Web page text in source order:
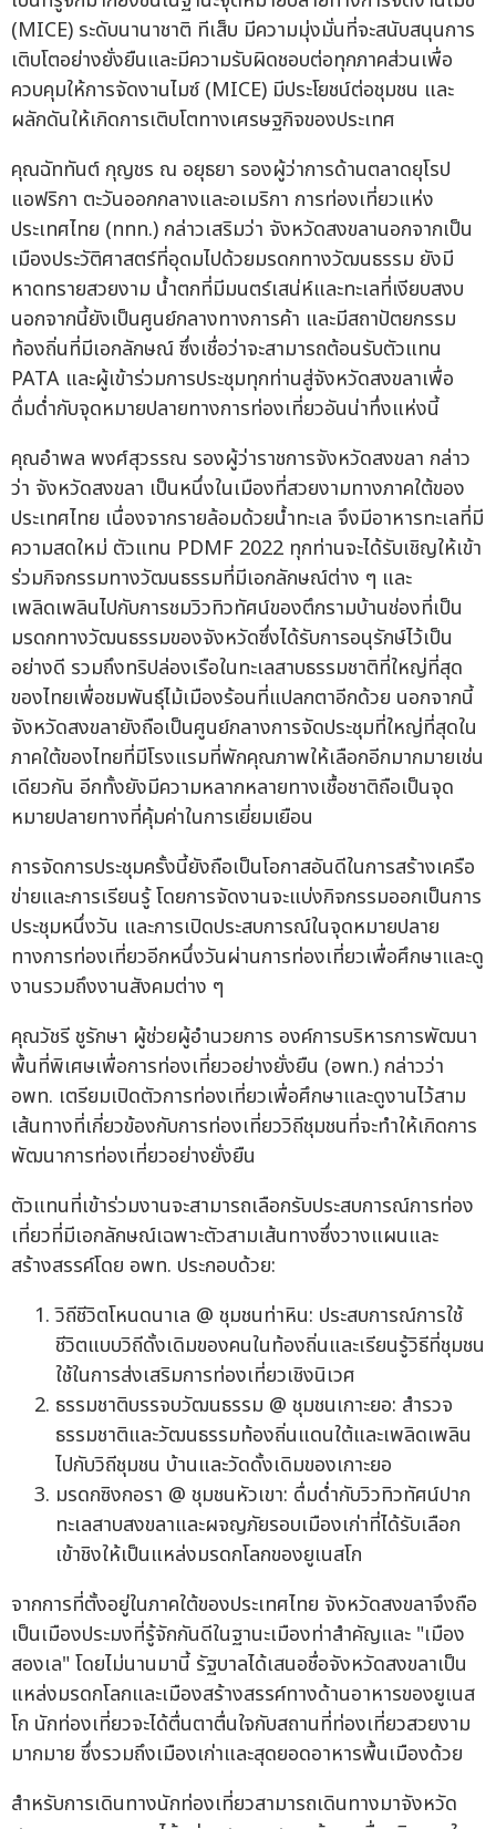
(MICE) ระดับนานาชาติ ทีเส็บ มีความมุ่งมั่นที่จะสนับสนุนการ
เติบโตอย่างยั่งยืนและมีความรับผิดชอบต่อทุกภาคส่วนเพื่อ
ควบคุมให้การจัดงานไมซ์ (MICE) มีประโยชน์ต่อชุมชน และ
ผลักดันให้เกิดการเติบโตทางเศรษฐกิจของประเทศ
คุณฉัททันต์ กุญชร ณ อยุธยา รองผู้ว่าการด้านตลาดยุโรป
แอฟริกา ตะวันออกกลางและอเมริกา การท่องเที่ยวแห่ง
ประเทศไทย (ททท.) กล่าวเสริมว่า จังหวัดสงขลานอกจากเป็น
เมืองประวัติศาสตร์ที่อุดมไปด้วยมรดกทางวัฒนธรรม ยังมี
หาดทรายสวยงาม น้ำตกที่มีมนตร์เสน่ห์และทะเลที่เงียบสงบ
นอกจากนี้ยังเป็นศูนย์กลางทางการค้า และมีสถาปัตยกรรม
ท้องถิ่นที่มีเอกลักษณ์ ซึ่งเชื่อว่าจะสามารถต้อนรับตัวแทน
PATA และผู้เข้าร่วมการประชุมทุกท่านสู่จังหวัดสงขลาเพื่อ
ดื่มด่ำกับจุดหมายปลายทางการท่องเที่ยวอันน่าทึ่งแห่งนี้
คุณอำพล พงศ์สุวรรณ รองผู้ว่าราชการจังหวัดสงขลา กล่าว
ว่า จังหวัดสงขลา เป็นหนึ่งในเมืองที่สวยงามทางภาคใต้ของ
ประเทศไทย เนื่องจากรายล้อมด้วยน้ำทะเล จึงมีอาหารทะเลที่มี
ความสดใหม่ ตัวแทน PDMF 2022 ทุกท่านจะได้รับเชิญให้เข้า
ร่วมกิจกรรมทางวัฒนธรรมที่มีเอกลักษณ์ต่าง ๆ และ
เพลิดเพลินไปกับการชมวิวทิวทัศน์ของตึกรามบ้านช่องที่เป็น
มรดกทางวัฒนธรรมของจังหวัดซึ่งได้รับการอนุรักษ์ไว้เป็น
อย่างดี รวมถึงทริปล่องเรือในทะเลสาบธรรมชาติที่ใหญ่ที่สุด
ของไทยเพื่อชมพันธุ์ไม้เมืองร้อนที่แปลกตาอีกด้วย นอกจากนี้
จังหวัดสงขลายังถือเป็นศูนย์กลางการจัดประชุมที่ใหญ่ที่สุดใน
ภาคใต้ของไทยที่มีโรงแรมที่พักคุณภาพให้เลือกอีกมากมายเช่น
เดียวกัน อีกทั้งยังมีความหลากหลายทางเชื้อชาติถือเป็นจุด
หมายปลายทางที่คุ้มค่าในการเยี่ยมเยือน
การจัดการประชุมครั้งนี้ยังถือเป็นโอกาสอันดีในการสร้างเครือ
ข่ายและการเรียนรู้ โดยการจัดงานจะแบ่งกิจกรรมออกเป็นการ
ประชุมหนึ่งวัน และการเปิดประสบการณ์ในจุดหมายปลาย
ทางการท่องเที่ยวอีกหนึ่งวันผ่านการท่องเที่ยวเพื่อศึกษาและดู
งานรวมถึงงานสังคมต่าง ๆ
คุณวัชรี ชูรักษา ผู้ช่วยผู้อำนวยการ องค์การบริหารการพัฒนา
พื้นที่พิเศษเพื่อการท่องเที่ยวอย่างยั่งยืน (อพท.) กล่าวว่า
อพท. เตรียมเปิดตัวการท่องเที่ยวเพื่อศึกษาและดูงานไว้สาม
เส้นทางที่เกี่ยวข้องกับการท่องเที่ยววิถีชุมชนที่จะทำให้เกิดการ
พัฒนาการท่องเที่ยวอย่างยั่งยืน
ตัวแทนที่เข้าร่วมงานจะสามารถเลือกรับประสบการณ์การท่อง
เที่ยวที่มีเอกลักษณ์เฉพาะตัวสามเส้นทางซึ่งวางแผนและ
สร้างสรรค์โดย อพท. ประกอบด้วย:
วิถีชีวิตโหนดนาเล @ ชุมชนท่าหิน: ประสบการณ์การใช้
ชีวิตแบบวิถีดั้งเดิมของคนในท้องถิ่นและเรียนรู้วิธีที่ชุมชน
ใช้ในการส่งเสริมการท่องเที่ยวเชิงนิเวศ
ธรรมชาติบรรจบวัฒนธรรม @ ชุมชนเกาะยอ: สำรวจ
ธรรมชาติและวัฒนธรรมท้องถิ่นแดนใต้และเพลิดเพลิน
ไปกับวิถีชุมชน บ้านและวัดดั้งเดิมของเกาะยอ
มรดกซิงกอรา @ ชุมชนหัวเขา: ดื่มด่ำกับวิวทิวทัศน์ปาก
ทะเลสาบสงขลาและผจญภัยรอบเมืองเก่าที่ได้รับเลือก
เข้าชิงให้เป็นแหล่งมรดกโลกของยูเนสโก
จากการที่ตั้งอยู่ในภาคใต้ของประเทศไทย จังหวัดสงขลาจึงถือ
เป็นเมืองประมงที่รู้จักกันดีในฐานะเมืองท่าสำคัญและ "เมือง
สองเล" โดยไม่นานมานี้ รัฐบาลได้เสนอชื่อจังหวัดสงขลาเป็น
แหล่งมรดกโลกและเมืองสร้างสรรค์ทางด้านอาหารของยูเนส
โก นักท่องเที่ยวจะได้ตื่นตาตื่นใจกับสถานที่ท่องเที่ยวสวยงาม
มากมาย ซึ่งรวมถึงเมืองเก่าและสุดยอดอาหารพื้นเมืองด้วย
สำหรับการเดินทางนักท่องเที่ยวสามารถเดินทางมาจังหวัด